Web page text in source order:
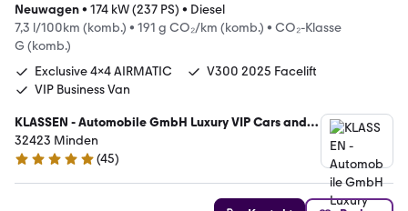
Neuwagen• 174 kW (237 PS) • Diesel
7,3 l/100km (komb.) • 191 g CO₂/km (komb.) • CO₂-Klasse
G (komb.)
Exclusive 4x4 AIRMATIC
V300 2025 Facelift
VIP Business Van
KLASSEN - Automobile GmbH Luxury VIP Cars and
Vans
32423 Minden
5 Sterne
(45)